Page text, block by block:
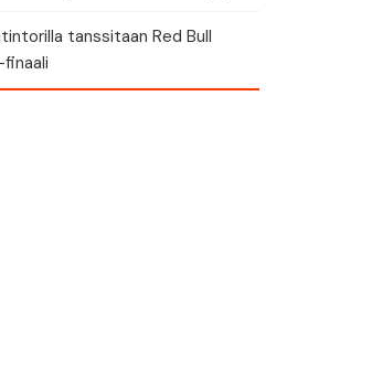
tanssitaan Red Bull